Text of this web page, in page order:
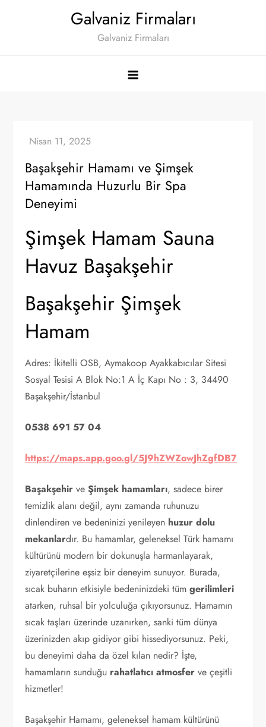
Galvaniz Firmaları
Galvaniz Firmaları
Başakşehir Hamamı ve Şimşek
Hamamında Huzurlu Bir Spa
Deneyimi
Şimşek Hamam Sauna
Havuz Başakşehir
Başakşehir Şimşek
Hamam
Adres: İkitelli OSB, Aymakoop Ayakkabıcılar Sitesi
Sosyal Tesisi A Blok No:1 A İç Kapı No : 3, 34490
Başakşehir/İstanbul
0538 691 57 04
https://maps.app.goo.gl/5J9hZWZowJhZgfDB7
Başakşehir veŞimşek hamamları, sadece birer
temizlik alanı değil, aynı zamanda ruhunuzu
dinlendiren ve bedeninizi yenileyen huzur dolu
mekanlardır. Bu hamamlar, geleneksel Türk hamamı
kültürünü modern bir dokunuşla harmanlayarak,
ziyaretçilerine eşsiz bir deneyim sunuyor. Burada,
sıcak buharın etkisiyle bedeninizdeki tümgerilimleri
atarken, ruhsal bir yolculuğa çıkıyorsunuz. Hamamın
sıcak taşları üzerinde uzanırken, sanki tüm dünya
üzerinizden akıp gidiyor gibi hissediyorsunuz. Peki,
bu deneyimi daha da özel kılan nedir? İşte,
hamamların sunduğu rahatlatıcı atmosfer ve çeşitli
hizmetler!
Başakşehir Hamamı, geleneksel hamam kültürünü